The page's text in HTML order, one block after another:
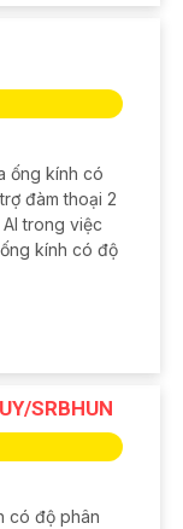
ống kính có
đàm thoại 2
trong việc
kính có độ
SRBHUN
có độ phân